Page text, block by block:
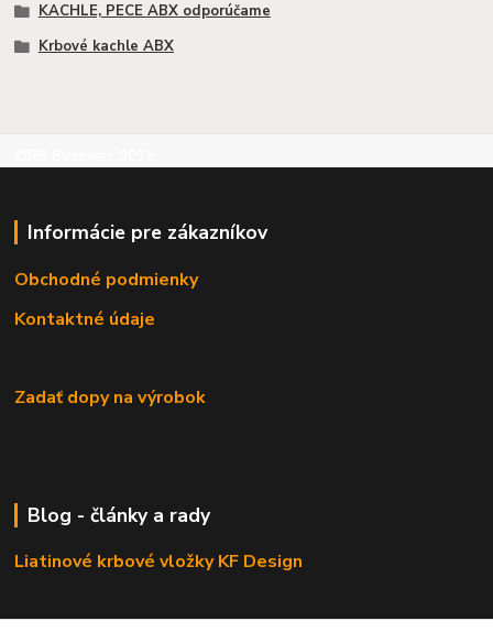
KACHLE, PECE ABX odporúčame
Krbové kachle ABX
Informácie pre zákazníkov
Obchodné podmienky
Kontaktné údaje
Zadať dopy na výrobok
Blog - články a rady
Liatinové krbové vložky KF Design